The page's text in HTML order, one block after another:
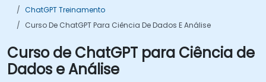
ChatGPT Treinamento
Curso De ChatGPT Para Ciência De Dados E Análise
Curso de ChatGPT para Ciência de
Dados e Análise